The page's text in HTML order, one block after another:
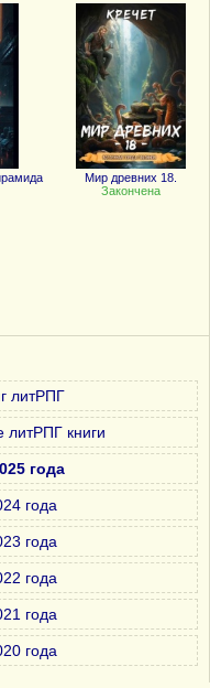
Мир древних 18.
Закончена
литРПГ
книги
года
года
года
года
года
года